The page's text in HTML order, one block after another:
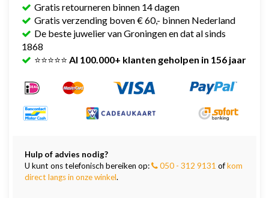
Gratis retourneren binnen 14 dagen
Gratis verzending boven € 60,- binnen Nederland
De beste juwelier van Groningen en dat al sinds
1868
⭐⭐⭐⭐⭐ Al 100.000+ klanten geholpen in 156 jaar
Hulp of advies nodig?
U kunt ons telefonisch bereiken op:
050 - 312 9131 ofkom
direct langs in onze winkel.